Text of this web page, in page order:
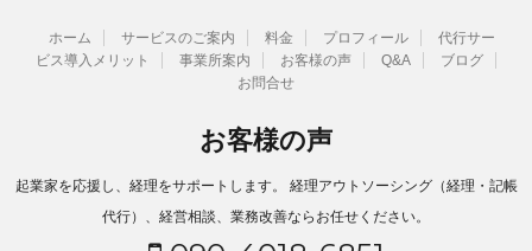
ホーム サービスのご案内 料金 プロフィール
代行サー
ビス導入メリット
事業所案内 お客様の声 Q&A
ブログ
お問合せ
お客様の声
起業家を応援し、経理をサポートします。 経理アウトソーシング（経理・記帳
代行）、経営相談、業務改善ならお任せください。